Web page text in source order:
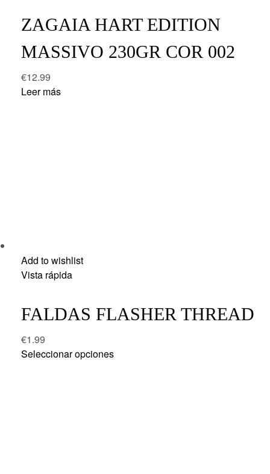
ZAGAIA HART EDITION
MASSIVO 230GR COR 002
€12.99
Leer más
Add to wishlist
Vista rápida
FALDAS FLASHER THREAD
€1.99
Seleccionar opciones